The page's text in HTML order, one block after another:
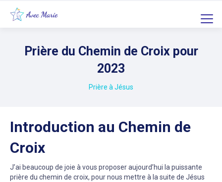
Prière du Chemin de Croix pour
2023
Prière à Jésus
Introduction au Chemin de
Croix
J’ai beaucoup de joie à vous proposer aujourd’hui la puissante
prière du chemin de croix, pour nous mettre à la suite de Jésus